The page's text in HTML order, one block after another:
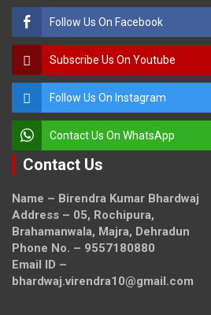
Follow Us On Facebook
Subscribe Us On Youtube
Follow Us On Instagram
Contact Us On WhatsApp
Contact Us
Name – Birendra Kumar Bhardwaj
Address – 05, Rochipura,
Brahamanwala, Majra, Dehradun
Phone No. – 9557180880
Email ID –
bhardwaj.virendra10@gmail.com